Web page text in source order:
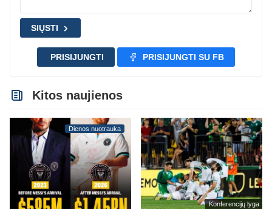
SIŲSTI
PRISIJUNGTI PRISIJUNGTI SU FB
Kitos naujienos
Dienos nuotrauka
Konferencijų lyga